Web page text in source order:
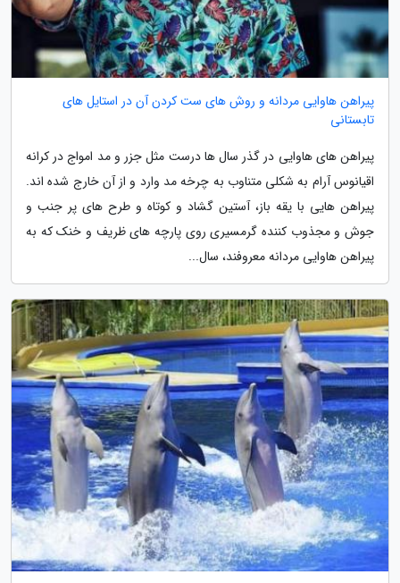
پیراهن هاوایی مردانه و روش های ست کردن آن در استایل های
تابستانی
پیراهن های هاوایی در گذر سال ها درست مثل جزر و مد امواج در کرانه
اقیانوس آرام به شکلی متناوب به چرخه مد وارد و از آن خارج شده اند.
پیراهن هایی با یقه باز، آستین گشاد و کوتاه و طرح های پر جنب و
جوش و مجذوب کننده گرمسیری روی پارچه های ظریف و خنک که به
پیراهن هاوایی مردانه معروفند، سال...